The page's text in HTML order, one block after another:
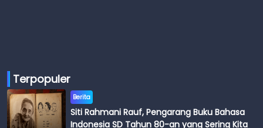
Terpopuler
Berita
Siti Rahmani Rauf, Pengarang Buku Bahasa
Indonesia SD Tahun 80-an yang Sering Kita